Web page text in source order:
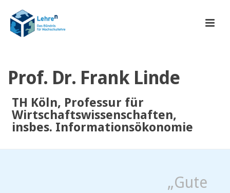
Prof. Dr. Frank Linde
TH Köln, Professur für
Wirtschaftswissenschaften,
insbes. Informationsökonomie
„Gute